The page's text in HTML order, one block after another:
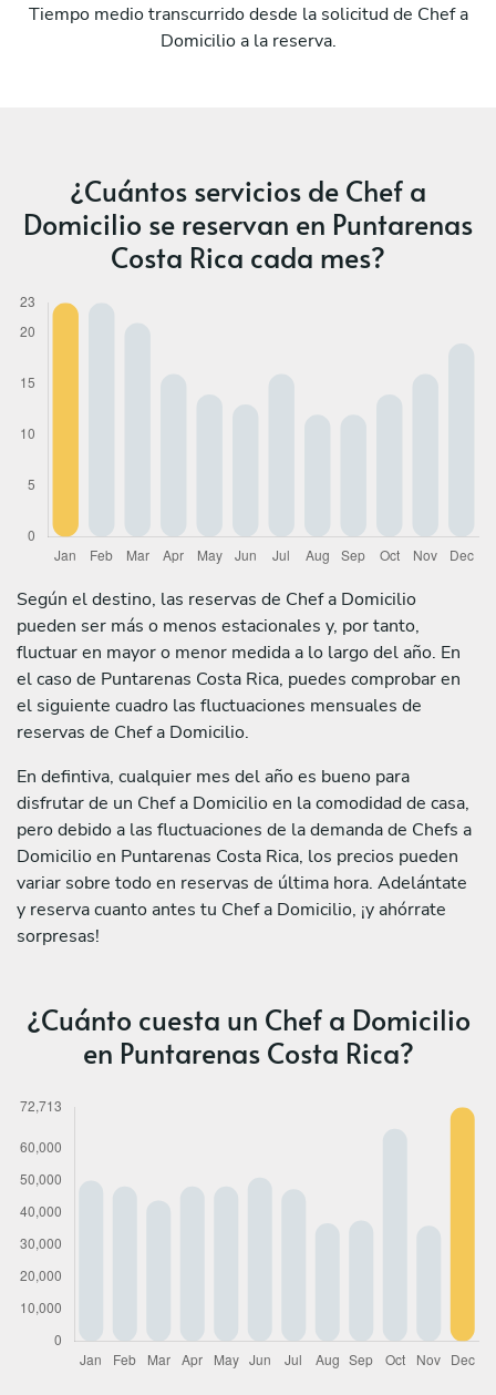
Tiempo medio transcurrido desde la solicitud de Chef a
Domicilio a la reserva.
¿Cuántos servicios de Chef a
Domicilio se reservan en Puntarenas
Costa Rica cada mes?
Según el destino, las reservas de Chef a Domicilio
pueden ser más o menos estacionales y, por tanto,
fluctuar en mayor o menor medida a lo largo del año. En
el caso de Puntarenas Costa Rica, puedes comprobar en
el siguiente cuadro las fluctuaciones mensuales de
reservas de Chef a Domicilio.
En defintiva, cualquier mes del año es bueno para
disfrutar de un Chef a Domicilio en la comodidad de casa,
pero debido a las fluctuaciones de la demanda de Chefs a
Domicilio en Puntarenas Costa Rica, los precios pueden
variar sobre todo en reservas de última hora. Adelántate
y reserva cuanto antes tu Chef a Domicilio, ¡y ahórrate
sorpresas!
¿Cuánto cuesta un Chef a Domicilio
en Puntarenas Costa Rica?